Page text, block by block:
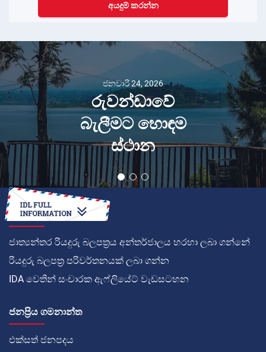
අයදුම් කරන්න
ජනවාරි 24, 2026
රුවන්ඩාවේ
බැලීමට හොඳම
ස්ථාන
කොහොමද
ජාත්‍යන්තර රියදුරු බලපත්‍රය අන්තර්ජාලය හරහා ලබා ගන්නේ
රියදුරු බලපත්‍ර පරිවර්තනයක් ලබා ගන්න
IDA වෙතින් සංචාරක ඇෆ්ලියේට් වැඩසටහන
ජනප්‍රිය ගමනාන්ත
එක්සත් ජනපදය